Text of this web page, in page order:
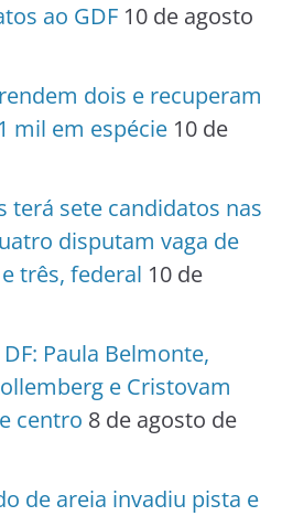
ao GDF 10 de agosto
dois e recuperam
mil em espécie 10 de
terá sete candidatos nas
disputam vaga de
três, federal 10 de
Paula Belmonte,
e Cristovam
centro 8 de agosto de
de areia invadiu pista e